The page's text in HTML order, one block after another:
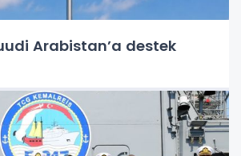
Arabistan’a destek